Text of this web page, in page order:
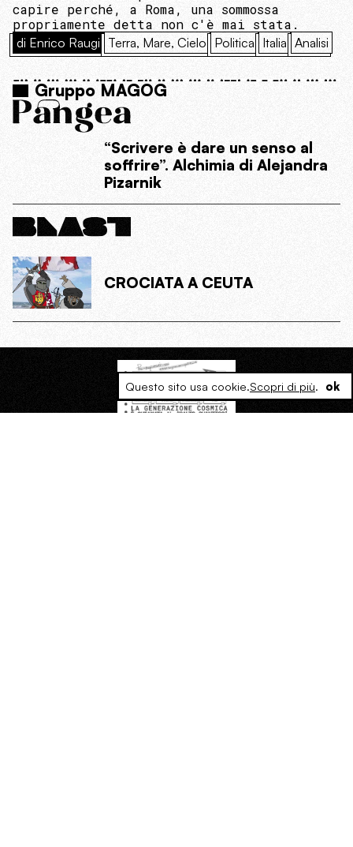
capire perché, a Roma, una sommossa
propriamente detta non c'è mai stata.
di Enrico Raugi Terra, Mare, Cielo Politica Italia Analisi
Gruppo MAGOG
“Scrivere è dare un senso al
soffrire”. Alchimia di Alejandra
Pizarnik
CROCIATA A CEUTA
Questo sito usa cookie.Scopri di più. ok